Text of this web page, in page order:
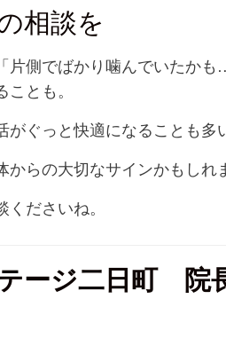
相談を
片側でばかり噛んでいたか
とも。
ぐっと快適になることも多
らの大切なサインかもしれ
ださいね。
ージ二日町